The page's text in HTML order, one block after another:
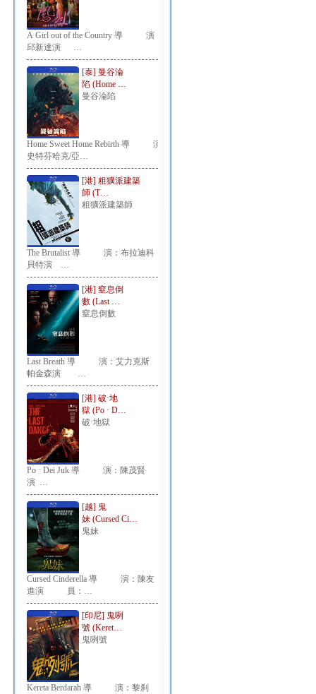
A Girl out of the Country 導 演：
邱新達演 …
[泰] 曼谷淪
陷 (Home …
曼谷淪陷
Home Sweet Home Rebirth 導 演：
史特芬哈克/亞…
[港] 粗獷派建築
師 (T…
粗獷派建築師
The Brutalist 導 演：布拉迪科
貝特演 …
[港] 窒息倒
數 (Last …
窒息倒數
Last Breath 導 演：艾力克斯
帕金森演 …
[港] 破·地
獄 (Po · D…
破·地獄
Po · Dei Juk 導 演：陳茂賢
演 …
[越] 鬼
妹 (Cursed Ci…
鬼妹
Cursed Cinderella 導 演：陳友
進演 員：…
[印尼] 鬼咧
號 (Keret…
鬼咧號
Kereta Berdarah 導 演：黎刹